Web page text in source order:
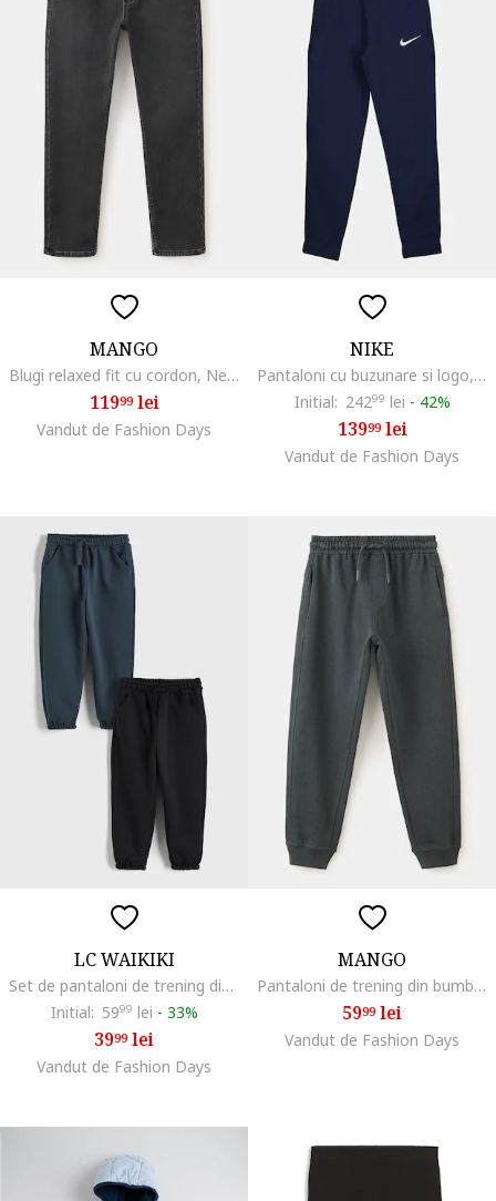
MANGO
Blugi relaxed fit cu cordon, Negru stins
11999lei
Vandut de Fashion Days
NIKE
Pantaloni cu buzunare si logo, pentru fotbal, Bleumarin
Initial: 24299 lei - 42%
13999lei
Vandut de Fashion Days
LC WAIKIKI
Set de pantaloni de trening din amestec de bumbac - 2 perechi, Gri carbune
Initial: 5999 lei - 33%
3999lei
Vandut de Fashion Days
MANGO
Pantaloni de trening din bumbac cu buzunare laterale, Verde smarald
5999lei
Vandut de Fashion Days